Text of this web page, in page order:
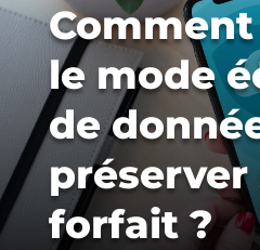
le mode
de
préserver
forfait ?